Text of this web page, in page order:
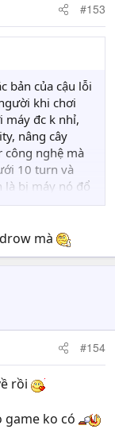
#153
bản của cậu lỗi
khi chơi
máy đc k nhỉ,
nâng cây
công nghệ mà
10 turn và
là bị máy nó đổ
mà
#154
rồi
game ko có